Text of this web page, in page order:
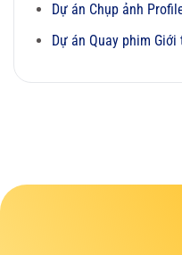
Dự án Chụp ảnh
Dự án Quay phim